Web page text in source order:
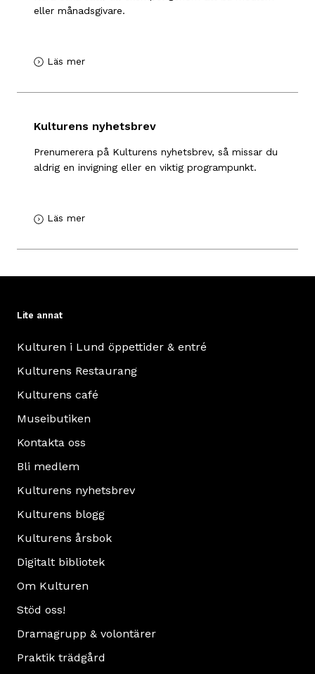
eller månadsgivare.
Läs mer
Kulturens nyhetsbrev
Prenumerera på Kulturens nyhetsbrev, så missar du
aldrig en invigning eller en viktig programpunkt.
Läs mer
Lite annat
Kulturen i Lund öppettider & entré
Kulturens Restaurang
Kulturens café
Museibutiken
Kontakta oss
Bli medlem
Kulturens nyhetsbrev
Kulturens blogg
Kulturens årsbok
Digitalt bibliotek
Om Kulturen
Stöd oss!
Dramagrupp & volontärer
Praktik trädgård